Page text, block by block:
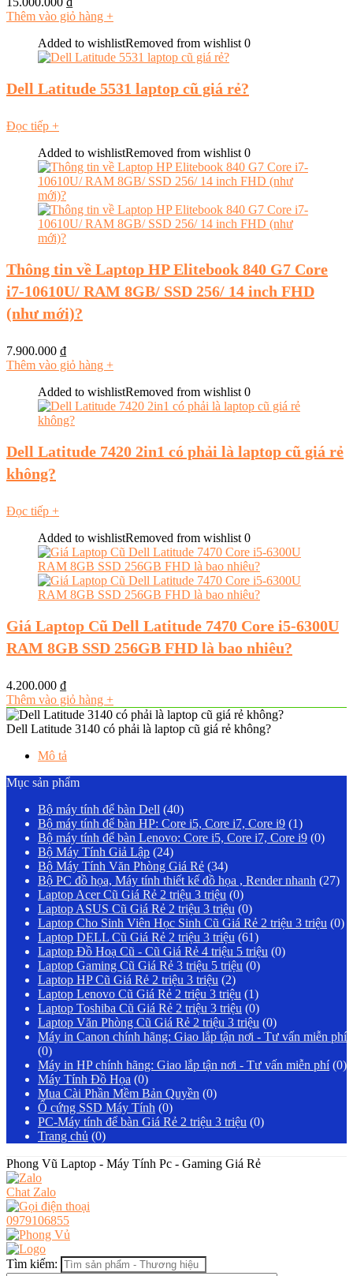
Thêm vào giỏ hàng +
Added to wishlistRemoved from wishlist 0
Dell Latitude 5531 laptop cũ giá rẻ?
Đọc tiếp +
Added to wishlistRemoved from wishlist 0
Thông tin về Laptop HP Elitebook 840 G7 Core
i7-10610U/ RAM 8GB/ SSD 256/ 14 inch FHD
(như mới)?
7.900.000 ₫
Thêm vào giỏ hàng +
Added to wishlistRemoved from wishlist 0
Dell Latitude 7420 2in1 có phải là laptop cũ giá rẻ
không?
Đọc tiếp +
Added to wishlistRemoved from wishlist 0
Giá Laptop Cũ Dell Latitude 7470 Core i5-6300U
RAM 8GB SSD 256GB FHD là bao nhiêu?
4.200.000 ₫
Thêm vào giỏ hàng +
Dell Latitude 3140 có phải là laptop cũ giá rẻ không?
Mô tả
Mục sản phẩm
Bộ máy tính để bàn Dell (40)
Bộ máy tính để bàn HP: Core i5, Core i7, Core i9 (1)
Bộ máy tính để bàn Lenovo: Core i5, Core i7, Core i9 (0)
Bộ Máy Tính Giả Lập (24)
Bộ Máy Tính Văn Phòng Giá Rẻ (34)
Bộ PC đồ họa, Máy tính thiết kế đồ họa , Render nhanh (27)
Laptop Acer Cũ Giá Rẻ 2 triệu 3 triệu (0)
Laptop ASUS Cũ Giá Rẻ 2 triệu 3 triệu (0)
Laptop Cho Sinh Viên Học Sinh Cũ Giá Rẻ 2 triệu 3 triệu (0)
Laptop DELL Cũ Giá Rẻ 2 triệu 3 triệu (61)
Laptop Đồ Hoạ Cũ - Cũ Giá Rẻ 4 triệu 5 triệu (0)
Laptop Gaming Cũ Giá Rẻ 3 triệu 5 triệu (0)
Laptop HP Cũ Giá Rẻ 2 triệu 3 triệu (2)
Laptop Lenovo Cũ Giá Rẻ 2 triệu 3 triệu (1)
Laptop Toshiba Cũ Giá Rẻ 2 triệu 3 triệu (0)
Laptop Văn Phòng Cũ Giá Rẻ 2 triệu 3 triệu (0)
Máy in Canon chính hãng: Giao lắp tận nơi - Tư vấn miễn phí
(0)
Máy in HP chính hãng: Giao lắp tận nơi - Tư vấn miễn phí (0)
Máy Tính Đồ Họa (0)
Mua Cài Phần Mềm Bản Quyền (0)
Ổ cứng SSD Máy Tính (0)
PC-Máy tính để bàn Giá Rẻ 2 triệu 3 triệu (0)
Trang chủ (0)
Phong Vũ Laptop - Máy Tính Pc - Gaming Giá Rẻ
Chat Zalo
0979106855
Tìm kiếm: